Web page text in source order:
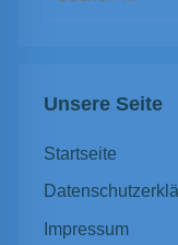
Unsere Seite
Startseite
Impressum